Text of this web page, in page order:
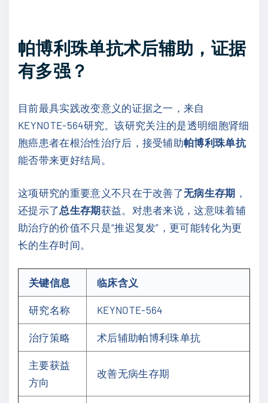
帕博利珠单抗术后辅助，证据
有多强？
目前最具实践改变意义的证据之一，来自
KEYNOTE-564研究。该研究关注的是透明细胞肾细
胞癌患者在根治性治疗后，接受辅助帕博利珠单抗
能否带来更好结局。
这项研究的重要意义不只在于改善了无病生存期
还提示了总生存期获益。对患者来说，这意味着辅
助治疗的价值不只是“推迟复发”，更可能转化为更
长的生存时间。
关键信息 临床含义
研究名称 KEYNOTE-564
治疗策略 术后辅助帕博利珠单抗
主要获益
方向
改善无病生存期